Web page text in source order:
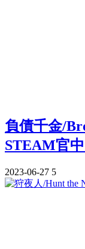
負債千金/
STEAM官中
2023-06-27 5